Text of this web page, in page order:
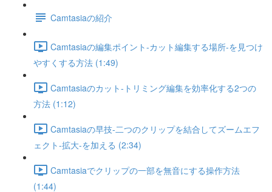
Camtasiaの紹介
Camtasiaの編集ポイント-カット編集する場所-を見つけ
やすくする方法 (1:49)
Camtasiaのカット-トリミング編集を効率化する2つの
方法 (1:12)
Camtasiaの早技-二つのクリップを結合してズームエフ
ェクト-拡大-を加える (2:34)
Camtasiaでクリップの一部を無音にする操作方法
(1:44)